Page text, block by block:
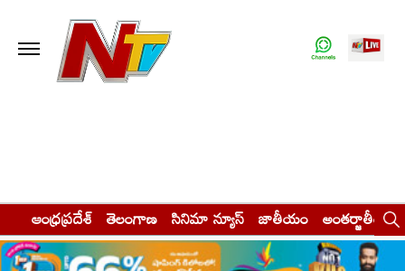
ఆంధ్రప్రదేశ్ తెలంగాణ సినిమా న్యూస్ జాతీయం అంతర్జాతీయం